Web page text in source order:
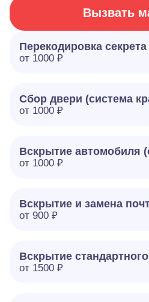
Вызвать
Перекодировка секрета
от 1000 ₽
Сбор двери (система
от 1000 ₽
Вскрытие автомобиля
от 1000 ₽
Вскрытие и замена
от 900 ₽
Вскрытие
от 1500 ₽